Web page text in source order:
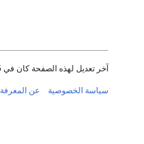
آخر تعديل لهذه الصفحة كان في 15:05, 15 نوفمبر 2013.
سياسة الخصوصية عن المعرفة